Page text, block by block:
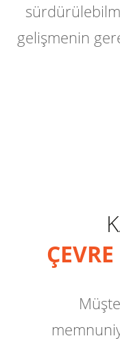
gelişmenin